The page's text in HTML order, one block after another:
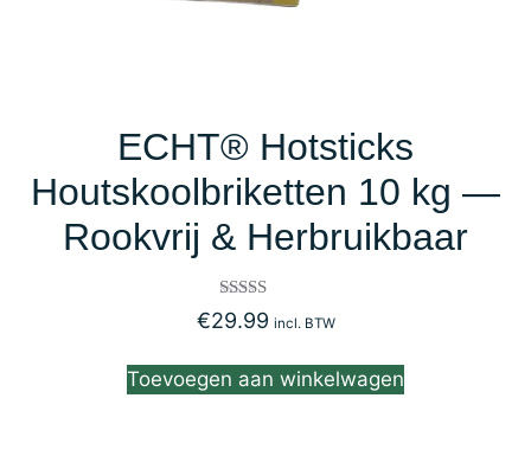
ECHT® Hotsticks
Houtskoolbriketten 10 kg —
Rookvrij & Herbruikbaar
Gewaardeerd
5.00
€29.99 incl. BTW
Toevoegen aan winkelwagen